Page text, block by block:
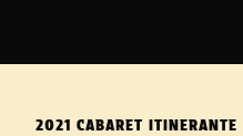
2021 CABARET ITINERANTE